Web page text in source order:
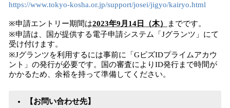
https://www.tokyo-kosha.or.jp/support/josei/jigyo/kairyo.html
※申請エントリー期間は2023年9月14日（木）
までです。
※申請は、国が提供する電子申請システム「Jグランツ」にて
受け付けます。
※Jグランツを利用するには事前に「GビズIDプライムアカウ
ント」の発行が必要です。国の審査によりID発行まで時間が
かかるため、余裕を持って準備してください。
【お問い合わせ先】